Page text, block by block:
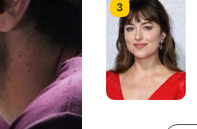
3